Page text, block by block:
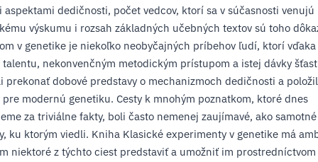
aspektami dedičnosti, počet vedcov, ktorí sa v súčasnosti venujú
výskumu i rozsah základných učebných textov sú toho
v genetike je niekoľko neobyčajných príbehov ľudí, ktorí vďaka
nekonvenčným metodickým prístupom a istej dávky
prekonať dobové predstavy o mechanizmoch dedičnosti a
pre modernú genetiku. Cesty k mnohým poznatkom, ktoré dnes
za triviálne fakty, boli často nemenej zaujímavé, ako samotné
ku ktorým viedli. Kniha Klasické experimenty v genetike má
niektoré z týchto ciest predstaviť a umožniť im prostredníctvom